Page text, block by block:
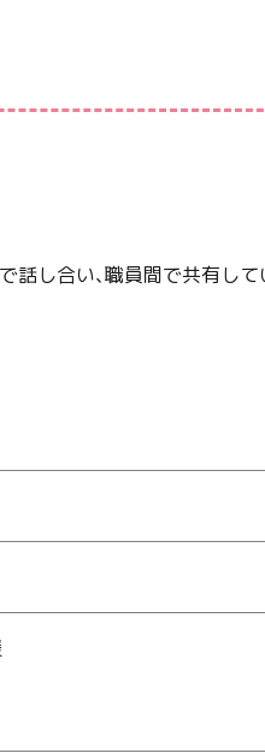
し合い、職員間で共有し